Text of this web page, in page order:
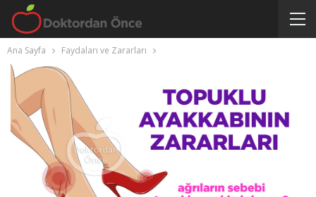
Ana Sayfa Faydaları ve Zararları